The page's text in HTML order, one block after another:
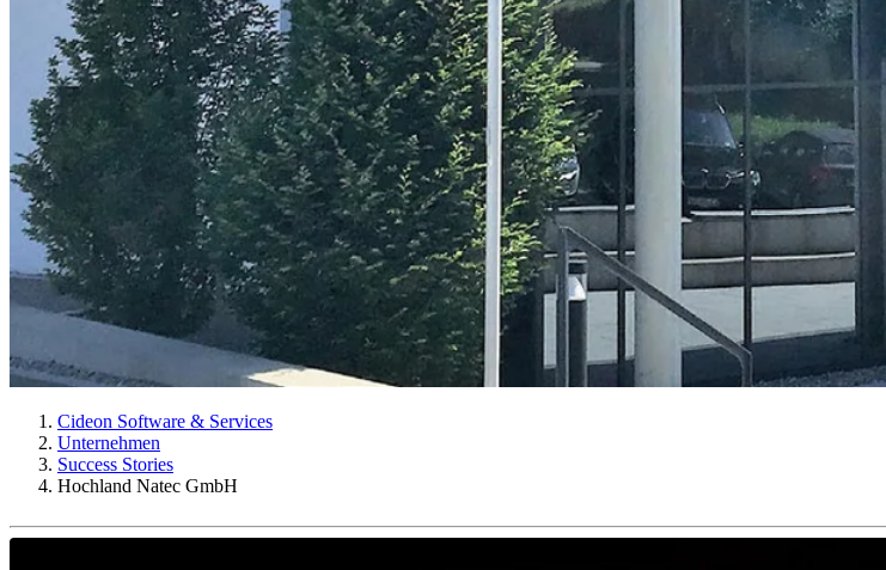
Cideon Software & Services
Unternehmen
Success Stories
Hochland Natec GmbH